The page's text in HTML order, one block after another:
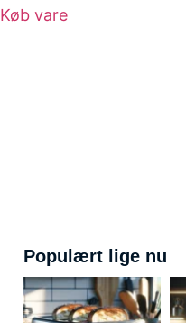
Køb vare
Populært lige nu